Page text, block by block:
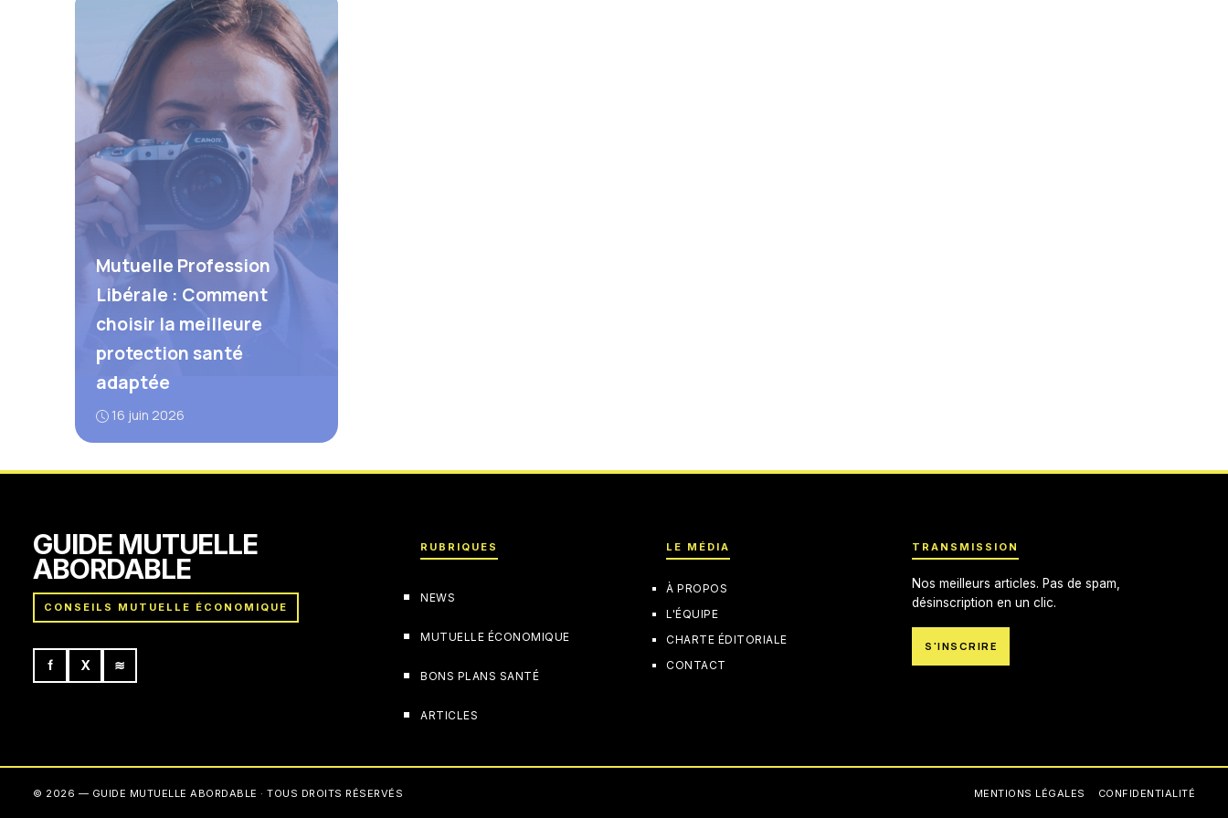
Mutuelle Profession
Libérale : Comment
choisir la meilleure
protection santé
adaptée
16 juin 2026
GUIDE MUTUELLE
ABORDABLE
CONSEILS MUTUELLE ÉCONOMIQUE
f X ≋
RUBRIQUES
NEWS
MUTUELLE ÉCONOMIQUE
BONS PLANS SANTÉ
ARTICLES
LE MÉDIA
À PROPOS
L'ÉQUIPE
CHARTE ÉDITORIALE
CONTACT
TRANSMISSION
Nos meilleurs articles. Pas de spam,
désinscription en un clic.
S'INSCRIRE
© 2026 — GUIDE MUTUELLE ABORDABLE · TOUS DROITS RÉSERVÉS MENTIONS LÉGALES CONFIDENTIALITÉ